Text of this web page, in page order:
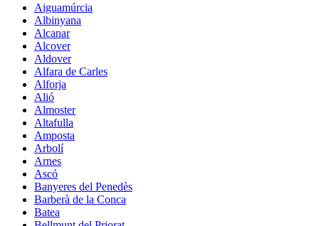
Aiguamúrcia
Albinyana
Alcanar
Alcover
Aldover
Alfara de Carles
Alforja
Alió
Almoster
Altafulla
Amposta
Arbolí
Arnes
Ascó
Banyeres del Penedès
Barberà de la Conca
Batea